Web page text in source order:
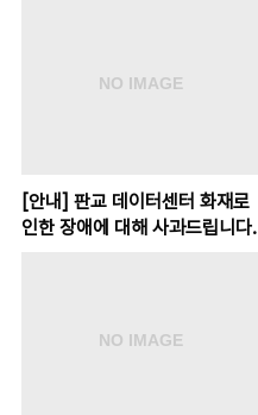
[안내] 판교 데이터센터 화재로
인한 장애에 대해 사과드립니다.